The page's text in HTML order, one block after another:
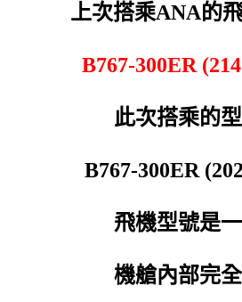
上次搭乘ANA的
B767-300ER
此次搭乘的
B767-300ER
飛機型號是
機艙內部完